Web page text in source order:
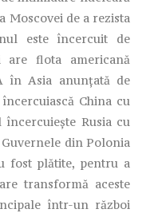
Moscovei de a rezista
este încercuit de
are flota americană
în Asia anunțată de
China cu
încercuiește Rusia cu
din Polonia
fost plătite, pentru a
transformă aceste
într-un război